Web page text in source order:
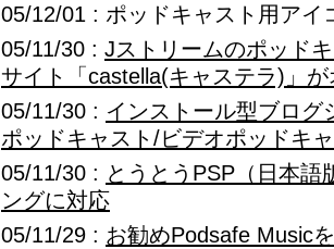
05/12/01 : ポッドキャスト用アイ
05/11/30 : Jストリームのポッド
サイト「castella(キャステラ)」
05/11/30 : インストール型ブログ
ポッドキャスト/ビデオポッドキ
05/11/30 : とうとうPSP（日本語
ングに対応
05/11/29 : お勧めPodsafe Music